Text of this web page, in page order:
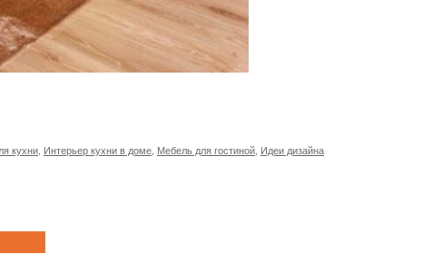
кухни Интерьер кухни в доме Мебель для гостиной Идеи дизайна